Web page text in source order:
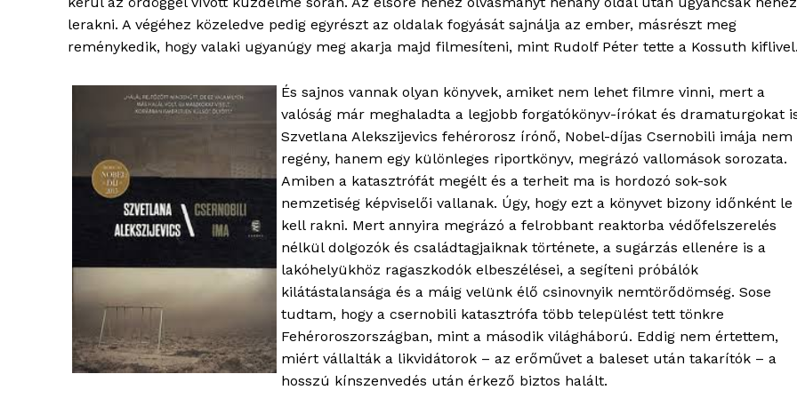
lerakni. A végéhez közeledve pedig egyrészt az oldalak fogyását sajnálja az ember, másrészt meg
reménykedik, hogy valaki ugyanúgy meg akarja majd filmesíteni, mint Rudolf Péter tette a Kossuth kiflivel.
És sajnos vannak olyan könyvek, amiket nem lehet filmre vinni, mert a
valóság már meghaladta a legjobb forgatókönyv-írókat és dramaturgokat
Szvetlana Alekszijevics fehérorosz írónő, Nobel-díjas Csernobili imája nem
regény, hanem egy különleges riportkönyv, megrázó vallomások sorozata.
Amiben a katasztrófát megélt és a terheit ma is hordozó sok-sok
nemzetiség képviselői vallanak. Úgy, hogy ezt a könyvet bizony időnként le
kell rakni. Mert annyira megrázó a felrobbant reaktorba védőfelszerelés
nélkül dolgozók és családtagjaiknak története, a sugárzás ellenére is a
lakóhelyükhöz ragaszkodók elbeszélései, a segíteni próbálók
kilátástalansága és a máig velünk élő csinovnyik nemtörődömség. Sose
tudtam, hogy a csernobili katasztrófa több települést tett tönkre
Fehéroroszországban, mint a második világháború. Eddig nem értettem,
miért vállalták a likvidátorok – az erőművet a baleset után takarítók – a
hosszú kínszenvedés után érkező biztos halált.